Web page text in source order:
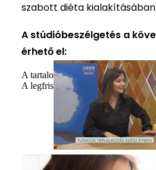
szabott diéta kialakításában.
A stúdióbeszélgetés a
érhető el: